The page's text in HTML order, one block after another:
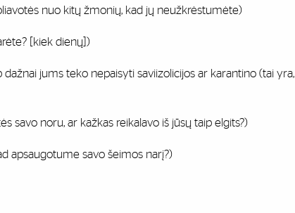
nuo kitų žmonių, kad jų neužkrėstumėte)
[kiek dienų])
teko nepaisyti saviizolicijos ar karantino (tai yra,
noru, ar kažkas reikalavo iš jūsų taip elgits?)
apsaugotume savo šeimos narį?)